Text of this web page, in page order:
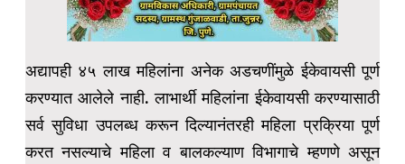
अद्यापही ४५ लाख महिलांना अनेक अडचणींमुळे ईकेवायसी पूर्ण
करण्यात आलेले नाही. लाभार्थी महिलांना ईकेवायसी करण्यासाठी
सर्व सुविधा उपलब्ध करून दिल्यानंतरही महिला प्रक्रिया पूर्ण
करत नसल्याचे महिला व बालकल्याण विभागाचे म्हणणे असून